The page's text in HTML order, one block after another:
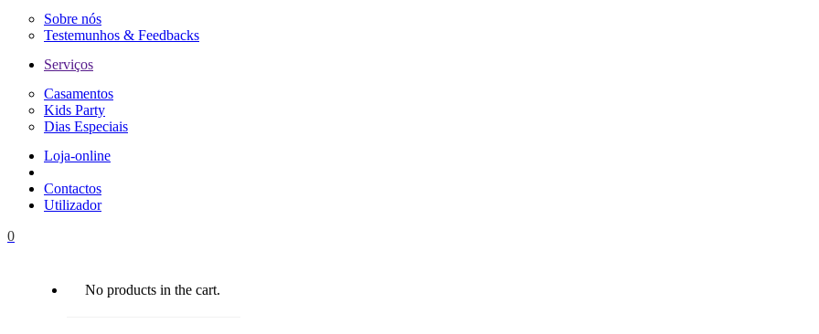
Sobre nós
Testemunhos & Feedbacks
Serviços
Casamentos
Kids Party
Dias Especiais
Loja-online
Contactos
Utilizador
0
No products in the cart.